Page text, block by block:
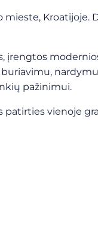
Kroatijoje.
pažinimui.
vienoje